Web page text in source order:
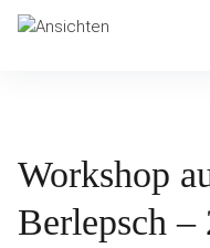
Inhalte überspringen
Ansichten
Workshop
Berlepsch –